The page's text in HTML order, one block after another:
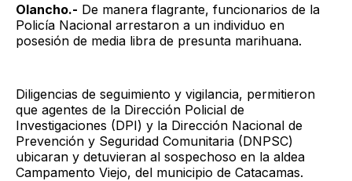
Olancho.- De manera flagrante, funcionarios de la
Policía Nacional arrestaron a un individuo en
posesión de media libra de presunta marihuana.
Diligencias de seguimiento y vigilancia, permitieron
que agentes de la Dirección Policial de
Investigaciones (DPI) y la Dirección Nacional de
Prevención y Seguridad Comunitaria (DNPSC)
ubicaran y detuvieran al sospechoso en la aldea
Campamento Viejo, del municipio de Catacamas.